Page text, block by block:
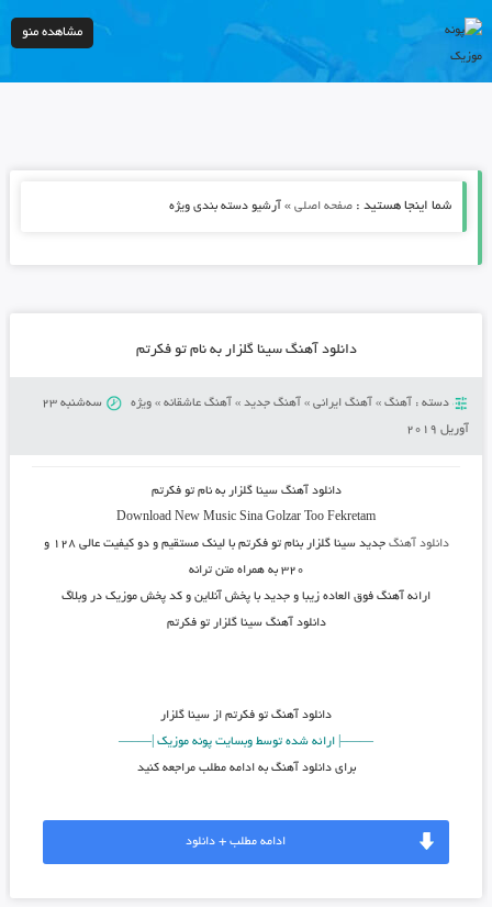
مشاهده منو
شما اینجا هستید : صفحه اصلی» آرشیو دسته بندی ویژه
دانلود آهنگ سینا گلزار به نام تو فکرتم
دسته : آهنگ» آهنگ ایرانی» آهنگ جدید» آهنگ عاشقانه» ویژه
سه‌شنبه 23
آوریل 2019
دانلود آهنگسینا گلزار به نام تو فکرتم
Download New MusicSina Golzar Too Fekretam
دانلود آهنگ جدیدسینا گلزار بنامتو فکرتم
با لینک مستقیم و دو کیفیت عالی ۱۲۸ و
۳۲۰ به همراه متن ترانه
ارائه آهنگ فوق العاده زیبا و جدید با پخش آنلاین و کد پخش موزیک در وبلاگ
دانلود آهنگ سینا گلزار تو فکرتم
دانلود آهنگتو فکرتم از سینا گلزار
——–| ارائه شده توسط وبسایت پونه موزیک |—–—
برای دانلود آهنگ به ادامه مطلب مراجعه کنید
ادامه مطلب + دانلود